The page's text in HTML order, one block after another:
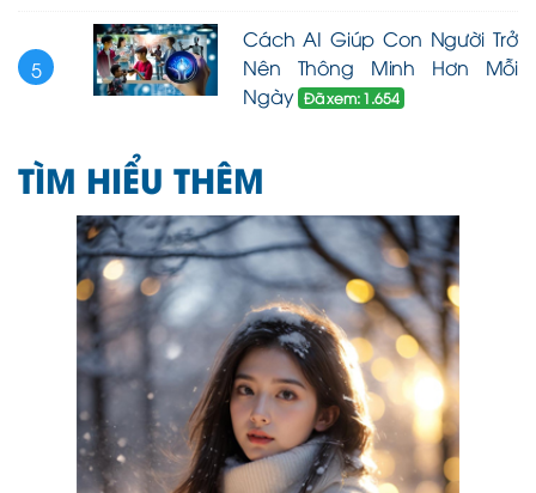
5
Cách AI Giúp Con Người Trở
Nên Thông Minh Hơn Mỗi
Ngày Đã xem: 1.654
TÌM HIỂU THÊM